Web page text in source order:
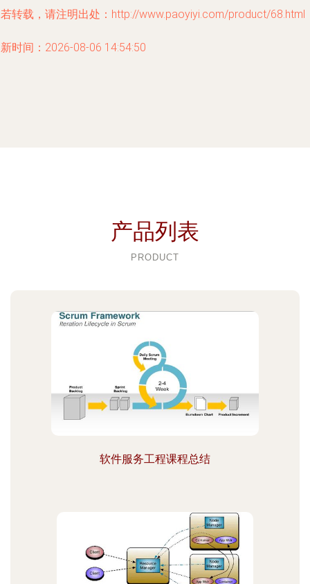
转载，请注明出处：http://www.paoyiyi.com/product/68.html
时间：2026-08-06 14:54:50
产品列表
PRODUCT
软件服务工程课程总结